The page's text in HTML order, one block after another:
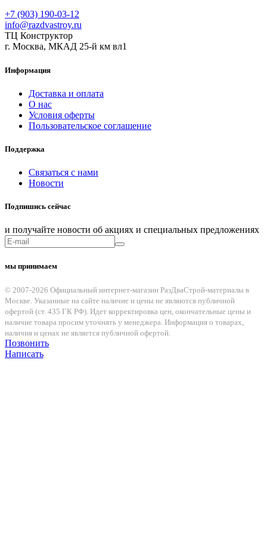
+7 (903) 190-03-12
info@razdvastroy.ru
ТЦ Конструктор
г. Москва, МКАД 25-й км вл1
Информация
Доставка и оплата
О нас
Условия оферты
Пользовательское соглашение
Поддержка
Связаться с нами
Новости
Подпишись сейчас
и получайте новости об акциях и специальных предложениях
мы принимаем
© 2007-2026 Официальный интернет-магазин РазДваСтрой-материалы в
Москве. Указанные на сайте наличие и цены не являются публичной
офертой (ст. 435 ГК РФ). Идет корректировка цен, окончательные цены и
наличие товара просим уточнять у менеджера. Информация о товарах,
наличия и ценах не является публичной офертой.
Позвонить
Написать